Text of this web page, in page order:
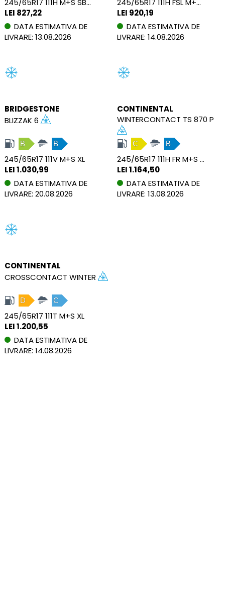
245/65R17 111H M+S SBL XL
LEI 827,22
DATA ESTIMATIVA DE
LIVRARE: 13.08.2026
245/65R17 111H FSL M+S RB XL
LEI 920,19
DATA ESTIMATIVA DE
LIVRARE: 14.08.2026
BRIDGESTONE
BLIZZAK 6
B B
245/65R17 111V M+S XL
LEI 1.030,99
DATA ESTIMATIVA DE
LIVRARE: 20.08.2026
CONTINENTAL
WINTERCONTACT TS 870 P
C B
245/65R17 111H FR M+S XL
LEI 1.164,50
DATA ESTIMATIVA DE
LIVRARE: 13.08.2026
CONTINENTAL
CROSSCONTACT WINTER
D C
245/65R17 111T M+S XL
LEI 1.200,55
DATA ESTIMATIVA DE
LIVRARE: 14.08.2026